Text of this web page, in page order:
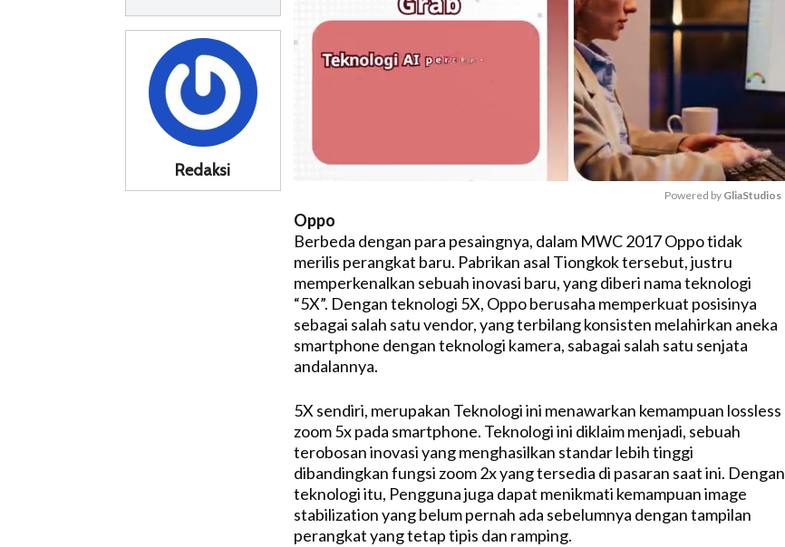
Redaksi
M
u
e
Powered by GliaStudios
Oppo
Berbeda dengan para pesaingnya, dalam MWC 2017 Oppo tidak
merilis perangkat baru. Pabrikan asal Tiongkok tersebut, justru
memperkenalkan sebuah inovasi baru, yang diberi nama teknologi
“5X”. Dengan teknologi 5X, Oppo berusaha memperkuat posisinya
sebagai salah satu vendor, yang terbilang konsisten melahirkan aneka
smartphone dengan teknologi kamera, sabagai salah satu senjata
andalannya.
5X sendiri, merupakan Teknologi ini menawarkan kemampuan lossless
zoom 5x pada smartphone. Teknologi ini diklaim menjadi, sebuah
terobosan inovasi yang menghasilkan standar lebih tinggi
dibandingkan fungsi zoom 2x yang tersedia di pasaran saat ini. Dengan
teknologi itu, Pengguna juga dapat menikmati kemampuan image
stabilization yang belum pernah ada sebelumnya dengan tampilan
perangkat yang tetap tipis dan ramping.